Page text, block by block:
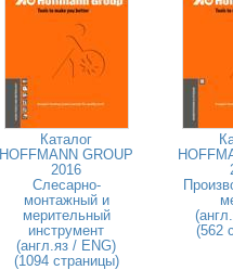
Каталог
HOFFMANN GROUP
2016
Слесарно-
монтажный и
мерительный
инструмент
(англ.яз / ENG)
(1094 страницы)
(562